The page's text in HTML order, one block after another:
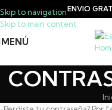
Skip to navigation
Skip to main content
ENVIO
MENÚ